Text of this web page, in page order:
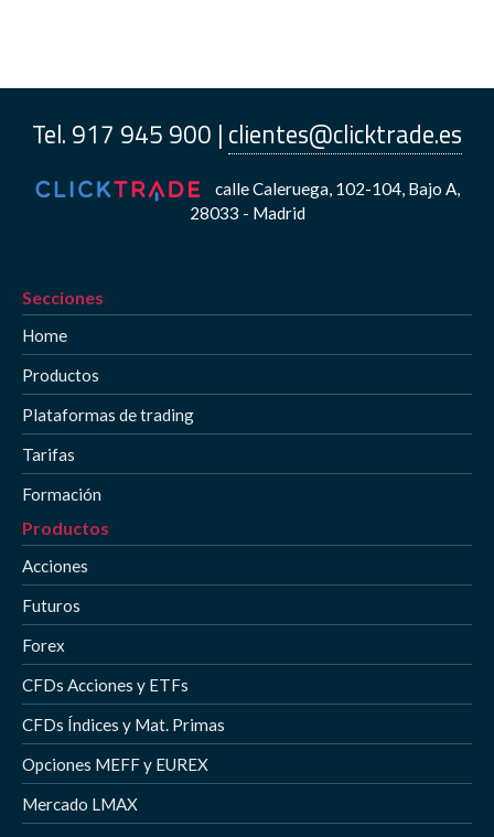
Tel. 917 945 900 | clientes@clicktrade.es
calle Caleruega, 102-104, Bajo A,
28033 - Madrid
Secciones
Home
Productos
Plataformas de trading
Tarifas
Formación
Productos
Acciones
Futuros
Forex
CFDs Acciones y ETFs
CFDs Índices y Mat. Primas
Opciones MEFF y EUREX
Mercado LMAX